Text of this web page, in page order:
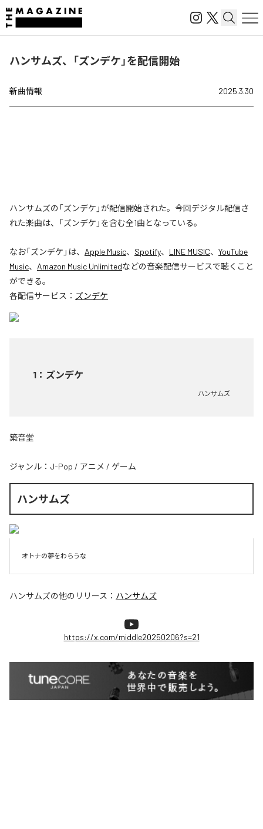
ハンサムズ、「ズンデケ」を配信開始
新曲情報 2025.3.30
ハンサムズの「ズンデケ」が配信開始された。今回デジタル配信さ
れた楽曲は、「ズンデケ」を含む全1曲となっている。
なお「ズンデケ 」は、 Apple Music、 Spotify、 LINE MUSIC、 YouTube
Music、 Amazon Music Unlimitedなどの音楽配信サービスで聴くこと
ができる。
各配信サービス： ズンデケ
1 ： ズンデケ
ハンサムズ
築音堂
ジャンル： J-Pop / アニメ / ゲーム
ハンサムズ
ハンサムズの他のリリース： ハンサムズ
https://x.com/middle20250206?s=21